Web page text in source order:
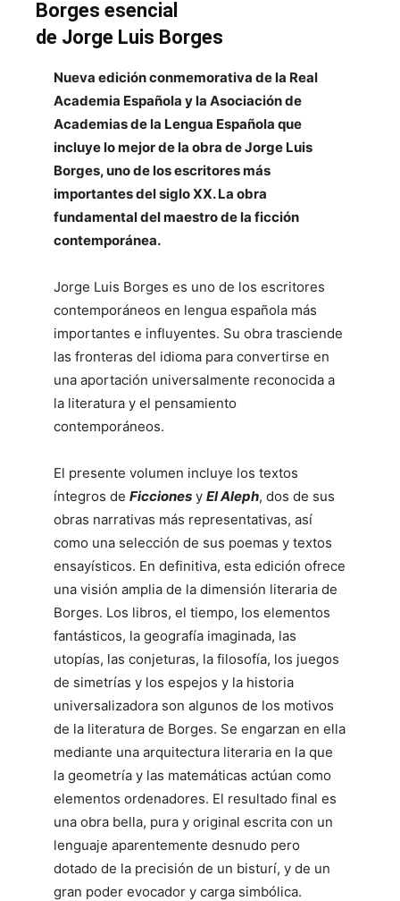
Borges esencial
de Jorge Luis Borges
Nueva edición conmemorativa de la Real
Academia Española y la Asociación de
Academias de la Lengua Española que
incluye lo mejor de la obra de Jorge Luis
Borges, uno de los escritores más
importantes del siglo XX. La obra
fundamental del maestro de la ficción
contemporánea.
Jorge Luis Borges es uno de los escritores
contemporáneos en lengua española más
importantes e influyentes. Su obra trasciende
las fronteras del idioma para convertirse en
una aportación universalmente reconocida a
la literatura y el pensamiento
contemporáneos.
El presente volumen incluye los textos
íntegros de Ficciones y El Aleph, dos de sus
obras narrativas más representativas, así
como una selección de sus poemas y textos
ensayísticos. En definitiva, esta edición ofrece
una visión amplia de la dimensión literaria de
Borges. Los libros, el tiempo, los elementos
fantásticos, la geografía imaginada, las
utopías, las conjeturas, la filosofía, los juegos
de simetrías y los espejos y la historia
universalizadora son algunos de los motivos
de la literatura de Borges. Se engarzan en ella
mediante una arquitectura literaria en la que
la geometría y las matemáticas actúan como
elementos ordenadores. El resultado final es
una obra bella, pura y original escrita con un
lenguaje aparentemente desnudo pero
dotado de la precisión de un bisturí, y de un
gran poder evocador y carga simbólica.